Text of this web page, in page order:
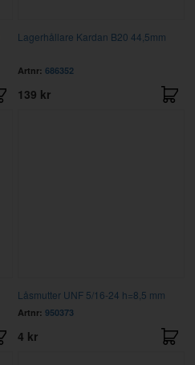
Lagerhållare Kardan B20 44,5mm
Artnr: 686352
139 kr
Låsmutter UNF 5/16-24 h=8,5 mm
Artnr: 950373
4 kr